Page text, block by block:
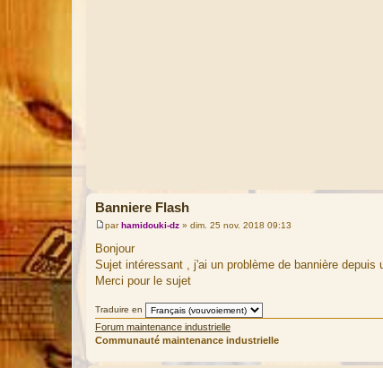
Banniere Flash
M
s
s
g
parhamidouki-dz » dim. 25 nov. 2018 09:13
Bonjour
Sujet intéressant , j'ai un problème de bannière depuis
Merci pour le sujet
Traduire en
Forum maintenance industrielle
Communauté maintenance industrielle